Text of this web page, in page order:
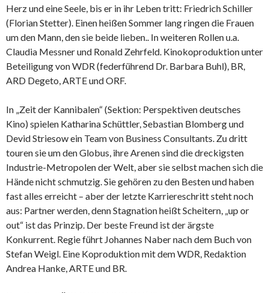
Herz und eine Seele, bis er in ihr Leben tritt: Friedrich Schiller
(Florian Stetter). Einen heißen Sommer lang ringen die Frauen
um den Mann, den sie beide lieben.. In weiteren Rollen u.a.
Claudia Messner und Ronald Zehrfeld. Kinokoproduktion unter
Beteiligung von WDR (federführend Dr. Barbara Buhl), BR,
ARD Degeto, ARTE und ORF.
In „Zeit der Kannibalen“ (Sektion: Perspektiven deutsches
Kino) spielen Katharina Schüttler, Sebastian Blomberg und
Devid Striesow ein Team von Business Consultants. Zu dritt
touren sie um den Globus, ihre Arenen sind die dreckigsten
Industrie-Metropolen der Welt, aber sie selbst machen sich die
Hände nicht schmutzig. Sie gehören zu den Besten und haben
fast alles erreicht – aber der letzte Karriereschritt steht noch
aus: Partner werden, denn Stagnation heißt Scheitern, „up or
out“ ist das Prinzip. Der beste Freund ist der ärgste
Konkurrent. Regie führt Johannes Naber nach dem Buch von
Stefan Weigl. Eine Koproduktion mit dem WDR, Redaktion
Andrea Hanke, ARTE und BR.